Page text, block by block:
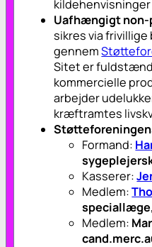
kildehenvisninger
Uafhængigt
sikres via
gennem
Sitet er
kommercielle
arbejder
kræftramtes
Formand:
Kasserer:
Medlem:
speciallæge
Medlem: